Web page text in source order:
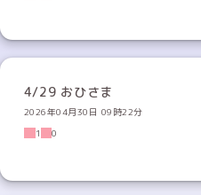
4/29 おひさま
2026年04月30日 09時22分
1
0